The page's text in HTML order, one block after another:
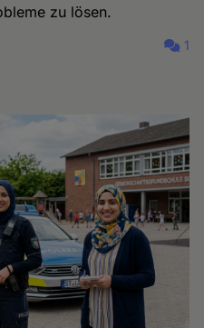
zu lösen.
1